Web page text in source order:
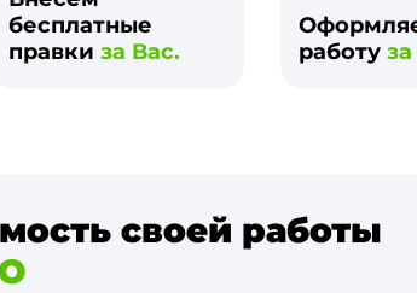
бесплатные
правки за Вас.
работу
своей работы